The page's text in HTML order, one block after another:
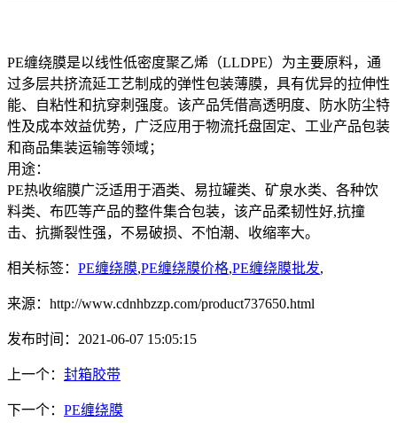
PE缠绕膜是以线性低密度聚乙烯（LLDPE）为主要原料，通
过多层共挤流延工艺制成的弹性包装薄膜，具有优异的拉伸性
能、自粘性和抗穿刺强度。该产品凭借高透明度、防水防尘特
性及成本效益优势，广泛应用于物流托盘固定、工业产品包装
和商品集装运输等领域；
用途：
PE热收缩膜广泛适用于酒类、易拉罐类、矿泉水类、各种饮
料类、布匹等产品的整件集合包装，该产品柔韧性好,抗撞
击、抗撕裂性强，不易破损、不怕潮、收缩率大。
相关标签： PE缠绕膜,PE缠绕膜价格,PE缠绕膜批发,
来源：http://www.cdnhbzzp.com/product737650.html
发布时间：2021-06-07 15:05:15
上一个： 封箱胶带
下一个： PE缠绕膜